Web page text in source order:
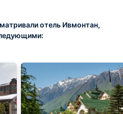
отель Ивмонтан,